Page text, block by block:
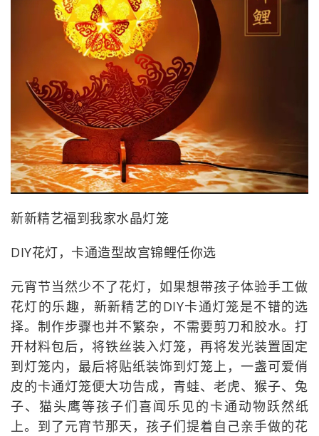
新新精艺福到我家水晶灯笼
DIY花灯，卡通造型故宫锦鲤任你选
元宵节当然少不了花灯，如果想带孩子体验手工做
花灯的乐趣，新新精艺的DIY卡通灯笼是不错的选
择。制作步骤也并不繁杂，不需要剪刀和胶水。打
开材料包后，将铁丝装入灯笼，再将发光装置固定
到灯笼内，最后将贴纸装饰到灯笼上，一盏可爱俏
皮的卡通灯笼便大功告成，青蛙、老虎、猴子、兔
子、猫头鹰等孩子们喜闻乐见的卡通动物跃然纸
上。到了元宵节那天，孩子们提着自己亲手做的花